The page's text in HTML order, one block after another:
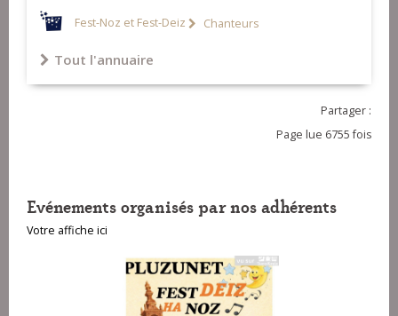
Fest-Noz et Fest-Deiz Chanteurs
Tout l'annuaire
Partager :
Page lue 6755 fois
Evénements organisés par nos adhérents
Votre affiche ici